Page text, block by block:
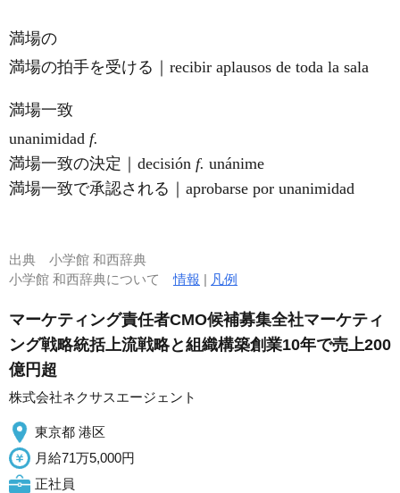
満場の
満場の拍手を受ける｜recibir aplausos de toda la sala
満場一致
unanimidad f.
満場一致の決定｜decisión f. unánime
満場一致で承認される｜aprobarse por unanimidad
出典 小学館 和西辞典
小学館 和西辞典について情報 | 凡例
マーケティング責任者CMO候補募集全社マーケティ
ング戦略統括上流戦略と組織構築創業10年で売上200
億円超
株式会社ネクサスエージェント
東京都 港区
月給71万5,000円
正社員